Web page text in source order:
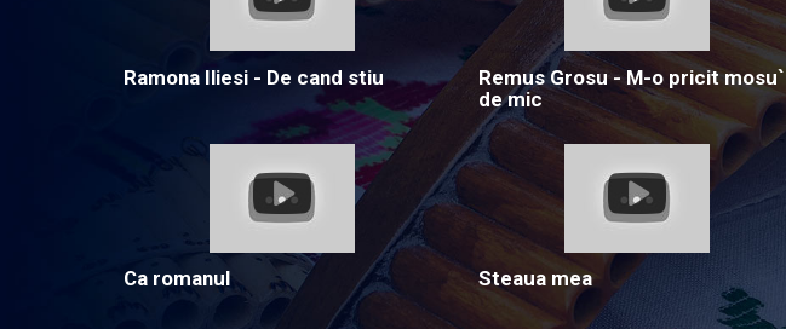
Ramona Iliesi - De cand stiu
Remus Grosu - M-o pricit mosu`
de mic
Ca romanul Steaua mea